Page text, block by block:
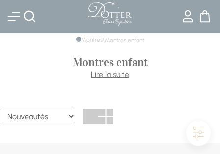
Bijouterie DOTTER
Montres\Montres enfant
Montres enfant
Une montre d'enfant doit survivre à la récré, se lire d'un
gondole les Flik Flak suisses et leurs aiguilles-personnages.
Lire la suite